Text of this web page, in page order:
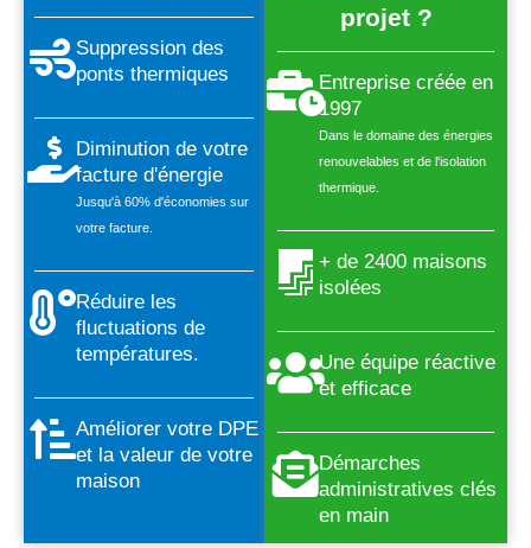
Suppression des
ponts thermiques
Diminution de votre
facture d'énergie
Jusqu'à 60% d'économies sur
votre facture.
Réduire les
fluctuations de
températures.
Améliorer votre DPE
et la valeur de votre
maison
projet ?
Entreprise créée en
1997
Dans le domaine des énergies
renouvelables et de l'isolation
thermique.
+ de 2400 maisons
isolées
Une équipe réactive
et efficace
Démarches
administratives clés
en main